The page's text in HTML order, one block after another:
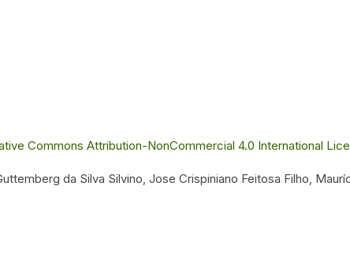
Commons Attribution-NonCommercial 4.0 International
da Silva Silvino, Jose Crispiniano Feitosa Filho,